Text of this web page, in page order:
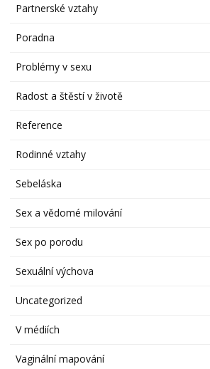
Partnerské vztahy
Poradna
Problémy v sexu
Radost a štěstí v životě
Reference
Rodinné vztahy
Sebeláska
Sex a vědomé milování
Sex po porodu
Sexuální výchova
Uncategorized
V médiích
Vaginální mapování